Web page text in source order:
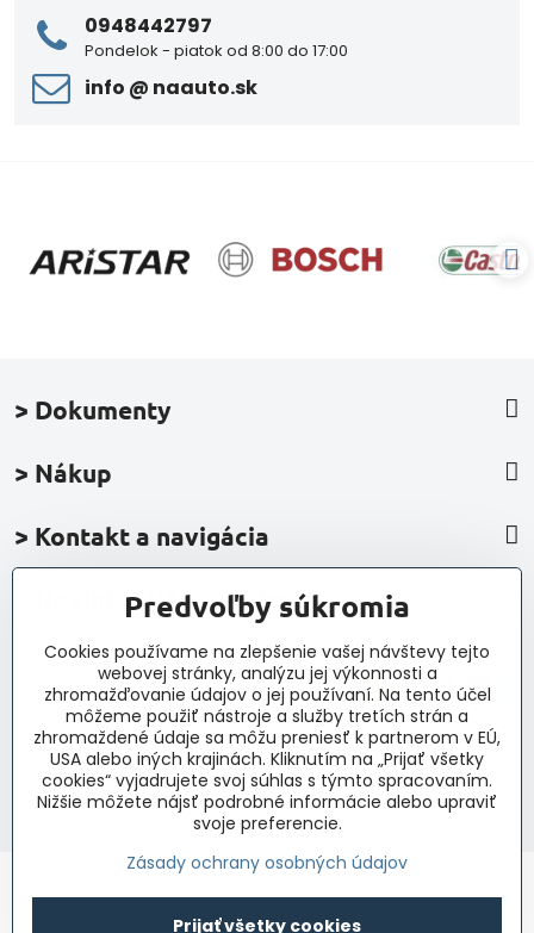
0948442797
Pondelok - piatok od 8:00 do 17:00
info ​@ naauto​.sk
> Dokumenty
> Nákup
> Kontakt a navigácia
> Novinky, články, príspevky
©2026Copyright
Predvoľby súkromiaZásady ochrany osobných údajov
Vytvorené pomocou:BiznisWeb.sk
Predvoľby súkromia
Cookies používame na zlepšenie vašej návštevy tejto
webovej stránky, analýzu jej výkonnosti a
zhromažďovanie údajov o jej používaní. Na tento účel
môžeme použiť nástroje a služby tretích strán a
zhromaždené údaje sa môžu preniesť k partnerom v EÚ,
USA alebo iných krajinách. Kliknutím na „Prijať všetky
cookies“ vyjadrujete svoj súhlas s týmto spracovaním.
Nižšie môžete nájsť podrobné informácie alebo upraviť
svoje preferencie.
Zásady ochrany osobných údajov
Prijať všetky cookies